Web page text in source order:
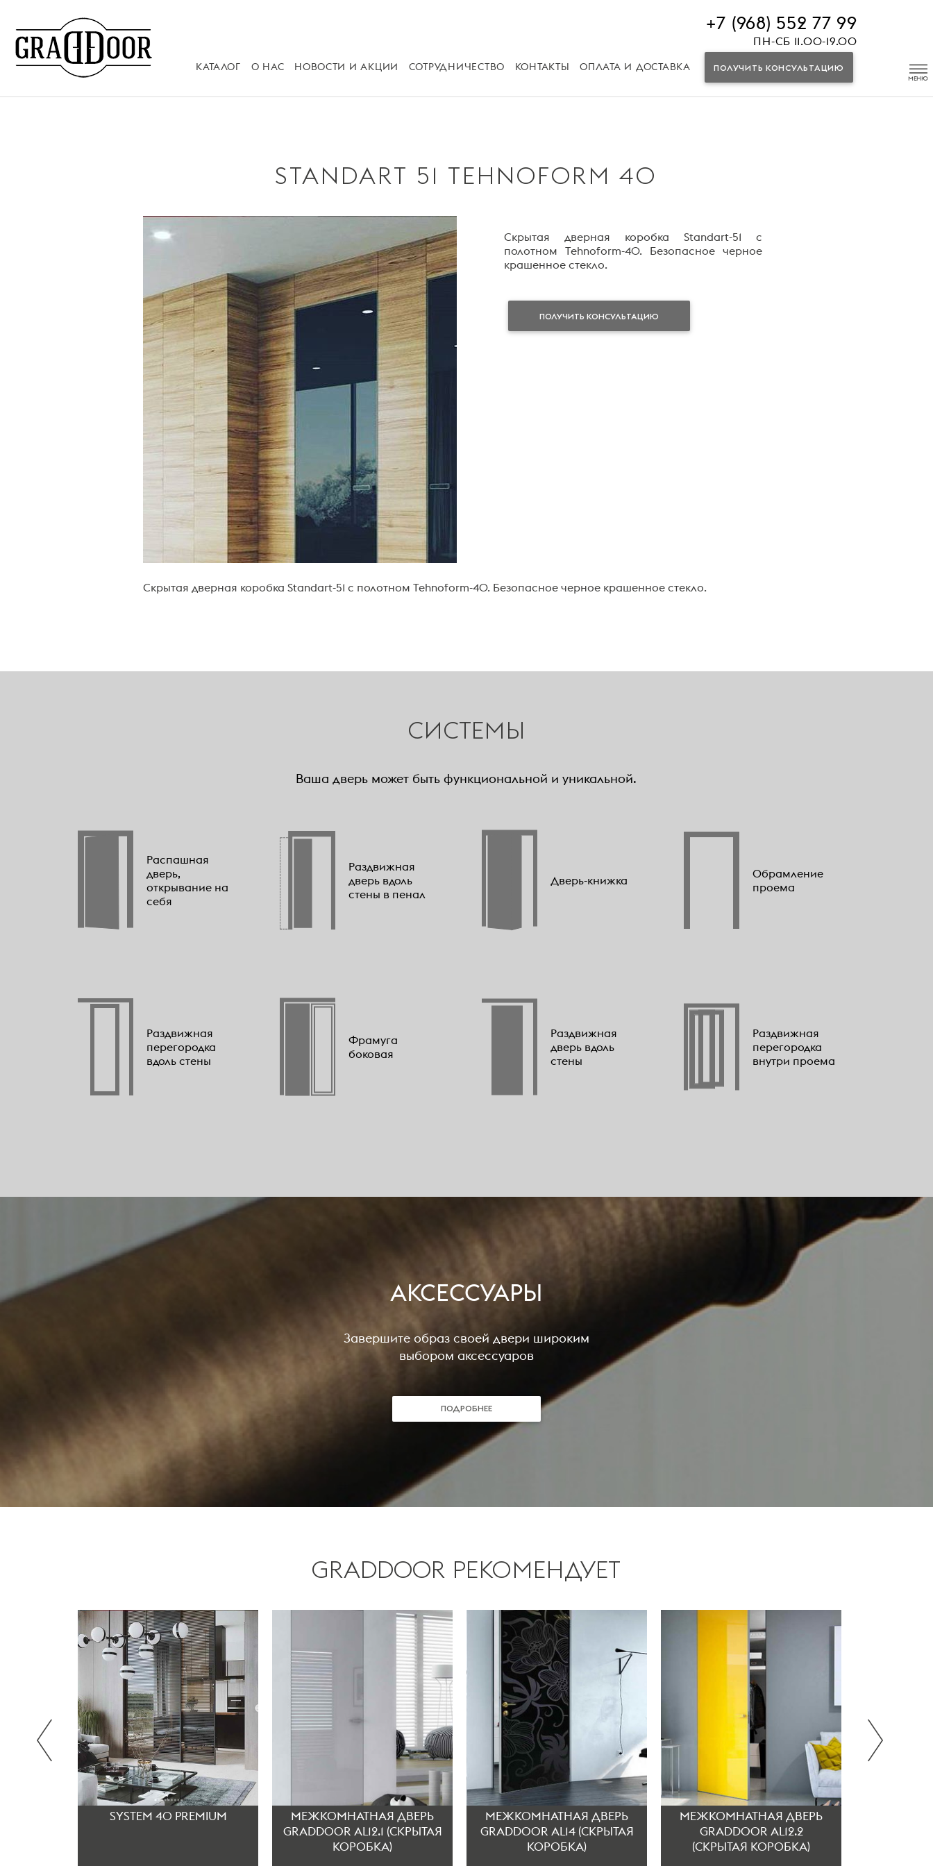
КАТАЛОГ О НАС НОВОСТИ И АКЦИИ СОТРУДНИЧЕСТВО КОНТАКТЫ ОПЛАТА И ДОСТАВКА
+7 (968) 552 77 99
ПН-СБ 11.00-19.00
ПОЛУЧИТЬ КОНСУЛЬТАЦИЮ
STANDART 51 TEHNOFORM 40
Скрытая дверная коробка Standart-51 с
полотном Tehnoform-40. Безопасное черное
крашенное стекло.
ПОЛУЧИТЬ КОНСУЛЬТАЦИЮ
Скрытая дверная коробка Standart-51 с полотном Tehnoform-40. Безопасное черное крашенное стекло.
СИСТЕМЫ
Ваша дверь может быть функциональной и уникальной.
Распашная
дверь,
открывание на
себя
Раздвижная
дверь вдоль
стены в пенал
Дверь-книжка
Обрамление
проема
Раздвижная
перегородка
вдоль стены
Фрамуга
боковая
Раздвижная
дверь вдоль
стены
Раздвижная
перегородка
внутри проема
АКСЕССУАРЫ
Завершите образ своей двери широким
выбором аксессуаров
ПОДРОБНЕЕ
GRADDOOR РЕКОМЕНДУЕТ
SYSTEM 40 PREMIUM
МЕЖКОМНАТНАЯ ДВЕРЬ
GRADDOOR AL12.1 (СКРЫТАЯ
КОРОБКА)
МЕЖКОМНАТНАЯ ДВЕРЬ
GRADDOOR AL14 (СКРЫТАЯ
КОРОБКА)
МЕЖКОМНАТНАЯ ДВЕРЬ
GRADDOOR AL12.2
(СКРЫТАЯ КОРОБКА)